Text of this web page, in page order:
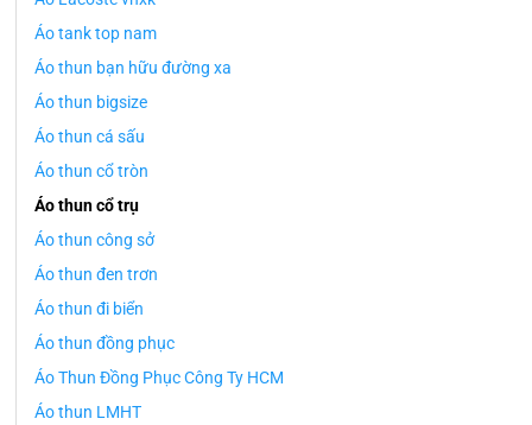
Áo tank top nam
Áo thun bạn hữu đường xa
Áo thun bigsize
Áo thun cá sấu
Áo thun cổ tròn
Áo thun cổ trụ
Áo thun công sở
Áo thun đen trơn
Áo thun đi biển
Áo thun đồng phục
Áo Thun Đồng Phục Công Ty HCM
Áo thun LMHT